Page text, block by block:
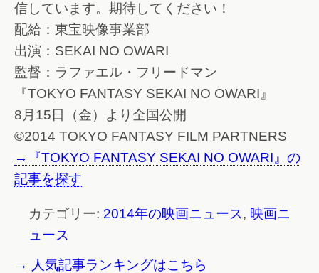
信しています。期待してください！
配給：東宝映像事業部
出演：SEKAI NO OWARI
監督：ラファエル・フリードマン
『TOKYO FANTASY SEKAI NO OWARI』
8月15日（金）より全国公開
©2014 TOKYO FANTASY FILM PARTNERS
→『TOKYO FANTASY SEKAI NO OWARI』の
記事を探す
カテゴリー: 2014年の映画ニュース, 映画ニ
ュース
→ 人気記事ランキングはこちら